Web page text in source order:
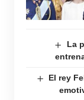
La
El rey